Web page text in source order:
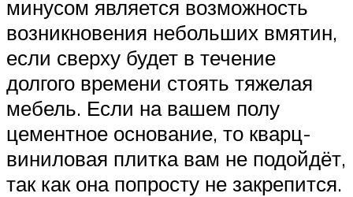
минусом является возможность
возникновения небольших вмятин,
если сверху будет в течение
долгого времени стоять тяжелая
мебель. Если на вашем полу
цементное основание, то кварц-
виниловая плитка вам не подойдёт,
так как она попросту не закрепится.